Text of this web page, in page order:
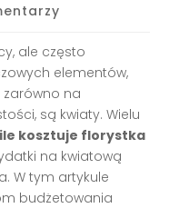
ale często
elementów,
na
są kwiaty. Wielu
ile kosztuje florystka
na kwiatową
W tym artykule
budżetowania